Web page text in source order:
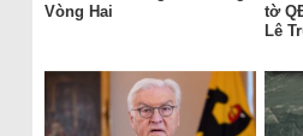
Vòng Hai
tờ
Lê